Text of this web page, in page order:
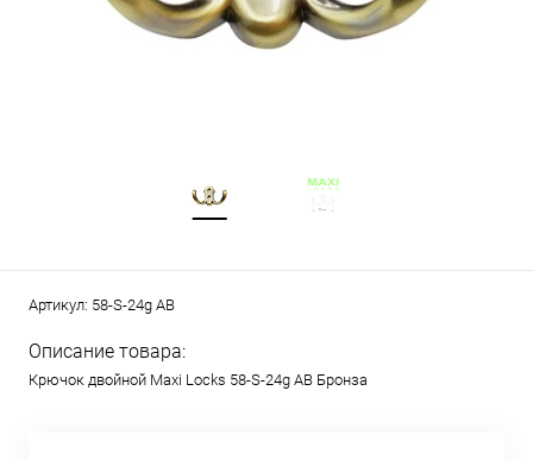
Артикул: 58-S-24g AB
Описание товара:
Крючок двойной Maxi Locks 58-S-24g AB Бронза